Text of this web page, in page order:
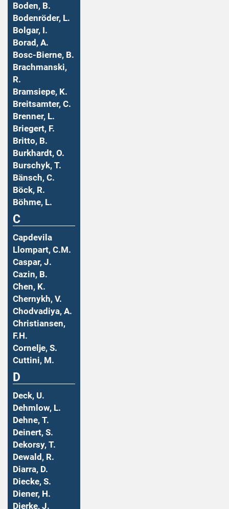
Boden, B.
Bodenröder, L.
Bolgar, I.
Borad, A.
Bosc-Bierne, B.
Brachmanski,
R.
Bramsiepe, K.
Breitsamter, C.
Brenner, L.
Briegert, F.
Britto, B.
Burkhardt, O.
Burschyk, T.
Bänsch, C.
Böck, R.
Böhme, L.
C
Capdevila
Llompart, C.M.
Caspar, J.
Cazin, B.
Chen, K.
Chernykh, V.
Chodvadiya, A.
Christiansen,
F.H.
Cornelje, S.
Cuttini, M.
D
Deck, U.
Dehmlow, L.
Dehne, T.
Deinert, S.
Dekorsy, T.
Dewald, R.
Diarra, D.
Diecke, S.
Diener, H.
Dierke, J.